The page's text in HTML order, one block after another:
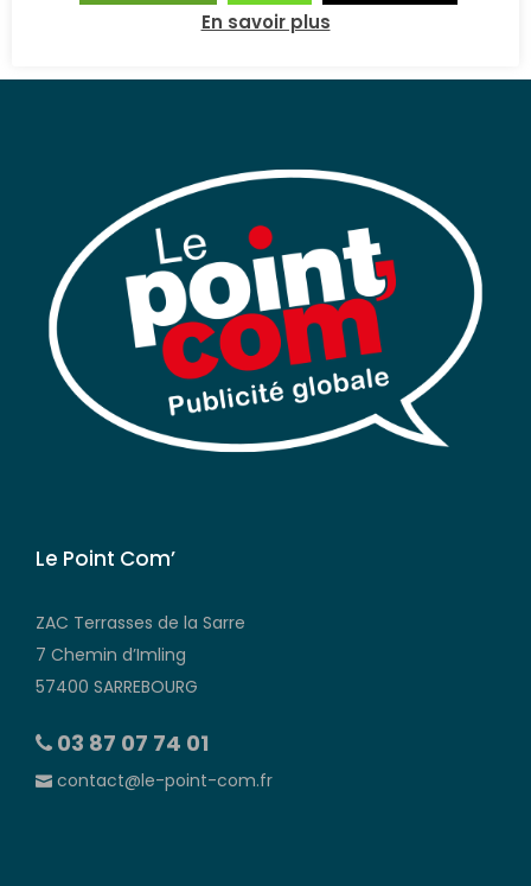
Le Point Com’
ZAC Terrasses de la Sarre
7 Chemin d’Imling
57400 SARREBOURG
03 87 07 74 01
contact@le-point-com.fr
En savoir plus